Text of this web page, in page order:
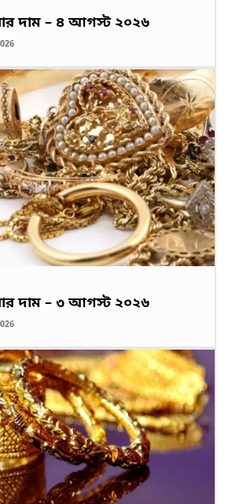
দাম – ৪ আগস্ট ২০২৬
দাম – ৩ আগস্ট ২০২৬